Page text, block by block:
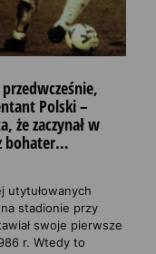
Polski –
że zaczynał w
bohater…
utytułowanych
stadionie przy
swoje pierwsze
r. Wtedy to